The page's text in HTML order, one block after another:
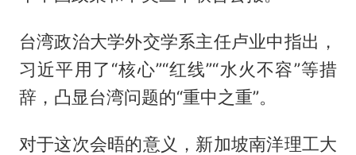
台湾政治大学外交学系主任卢业中指出，
习近平用了“核心”“红线”“水火不容”等措
辞，凸显台湾问题的“重中之重”。
对于这次会晤的意义，新加坡南洋理工大